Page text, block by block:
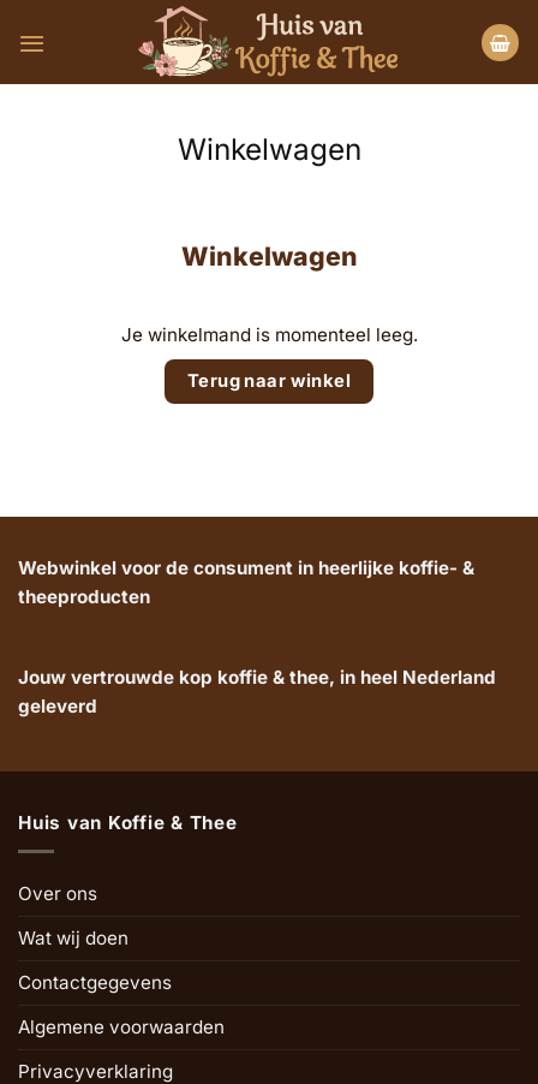
naar
Winkelwagen
Winkelwagen
Je winkelmand is momenteel leeg.
Terug naar winkel
Webwinkel voor de consument in heerlijke koffie- &
theeproducten
Jouw vertrouwde kop koffie & thee, in heel Nederland
geleverd
Huis van Koffie & Thee
Over ons
Wat wij doen
Contactgegevens
Algemene voorwaarden
Privacyverklaring